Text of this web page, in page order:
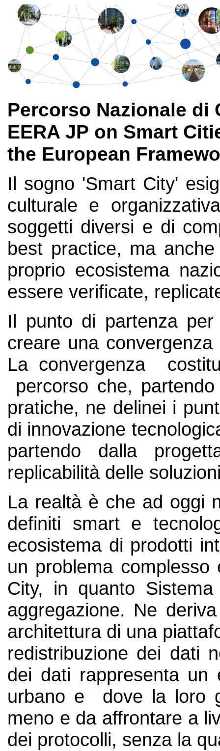
Percorso Nazionale di
EERA JP on Smart
the European
Il sogno 'Smart City'
culturale e
soggetti diversi e di
best practice, ma
proprio ecosistema
essere verificate,
Il punto di partenza
creare una
La convergenza
percorso che,
pratiche, ne delinei i
di innovazione
partendo dalla
replicabilità delle
La realtà è che ad oggi
definiti smart e
ecosistema di prodotti
un problema
City, in quanto
aggregazione. Ne
architettura di una
redistribuzione dei dati
dei dati rappresenta un
urbano e dove la loro
meno e da affrontare a
dei protocolli, senza la